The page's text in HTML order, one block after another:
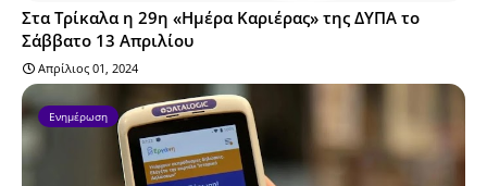
Στα Τρίκαλα η 29η «Ημέρα Καριέρας» της ΔΥΠΑ το
Σάββατο 13 Απριλίου
Απρίλιος 01, 2024
Ενημέρωση